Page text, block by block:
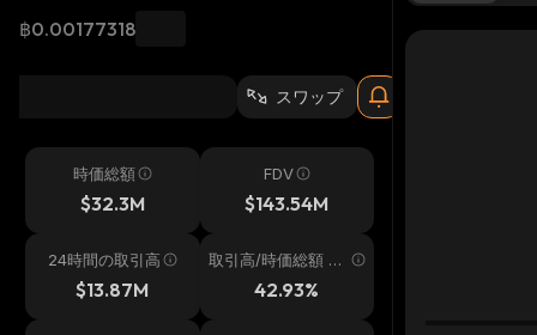
฿0.00177318
スワップ
時価総額
$32.3M
FDV
$143.54M
24時間の取引高
$13.87M
取引高/時価総額 24
42.93%